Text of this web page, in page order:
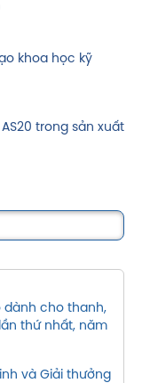
khoa học kỹ
trong sản xuất
dành cho thanh,
thứ nhất, năm
và Giải thưởng